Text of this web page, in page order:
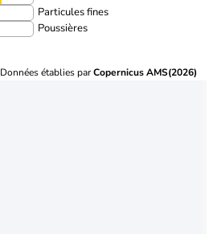
Particules fines
Poussières
Données établies parCopernicus AMS(2026)